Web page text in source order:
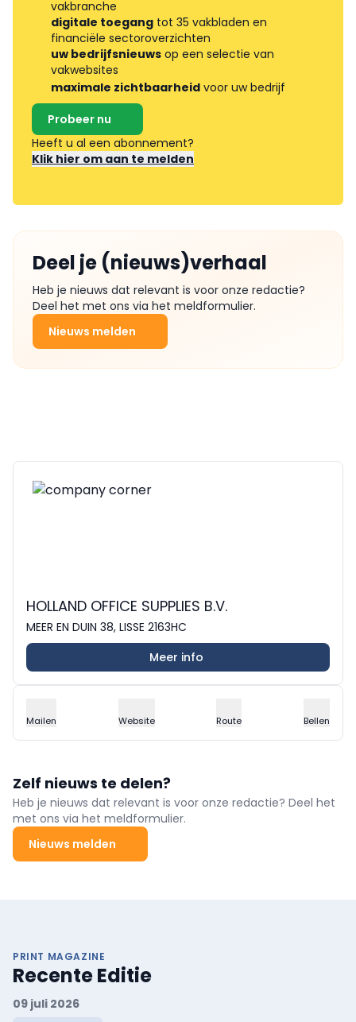
vakbranche
digitale toegang tot 35 vakbladen en
financiële sectoroverzichten
uw bedrijfsnieuws op een selectie van
vakwebsites
maximale zichtbaarheid voor uw bedrijf
Probeer nu
Heeft u al een abonnement?
Klik hier om aan te melden
Deel je (nieuws)verhaal
Heb je nieuws dat relevant is voor onze redactie?
Deel het met ons via het meldformulier.
Nieuws melden
HOLLAND OFFICE SUPPLIES B.V.
MEER EN DUIN 38, LISSE 2163HC
Meer info
Mailen Website Route Bellen
Zelf nieuws te delen?
Heb je nieuws dat relevant is voor onze redactie? Deel het
met ons via het meldformulier.
Nieuws melden
PRINT MAGAZINE
Recente Editie
09 juli 2026